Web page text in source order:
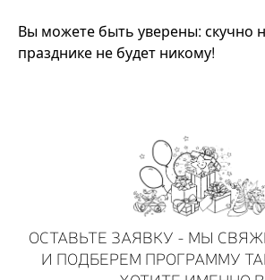
Вы можете быть уверены: скучно
празднике не будет никому!
ОСТАВЬТЕ ЗАЯВКУ - МЫ
И ПОДБЕРЕМ ПРОГРАММУ